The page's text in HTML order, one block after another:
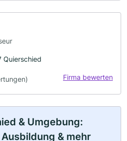
Quierschied
Firma bewerten
& Umgebung:
& mehr